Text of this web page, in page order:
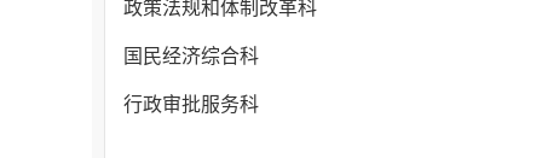
政策法规和体制改革科
国民经济综合科
行政审批服务科